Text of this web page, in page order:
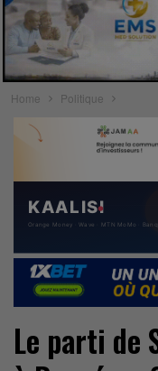
Home Politique
Le parti de